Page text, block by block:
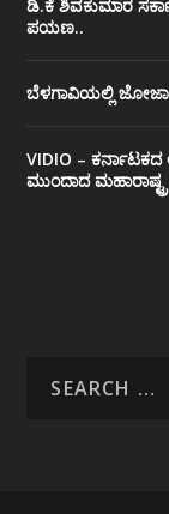
ಡಿ.ಕೆ ಶಿವಕುಮಾರ
ಪಯಣ..
ಬೆಳಗಾವಿಯಲ್ಲಿ
VIDIO –
ಮುಂದಾದ